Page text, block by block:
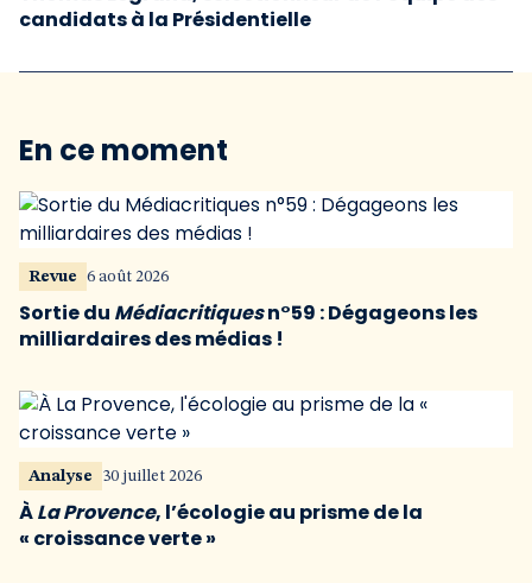
candidats à la Présidentielle
En ce moment
Revue 6 août 2026
Sortie du Médiacritiquesn°59 : Dégageons les
milliardaires des médias !
Analyse 30 juillet 2026
ÀLa Provence, l’écologie au prisme de la
« croissance verte »